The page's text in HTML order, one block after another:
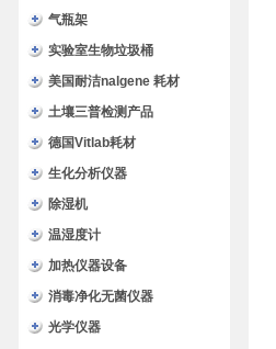
气瓶架
实验室生物垃圾桶
美国耐洁nalgene 耗材
土壤三普检测产品
德国Vitlab耗材
生化分析仪器
除湿机
温湿度计
加热仪器设备
消毒净化无菌仪器
光学仪器